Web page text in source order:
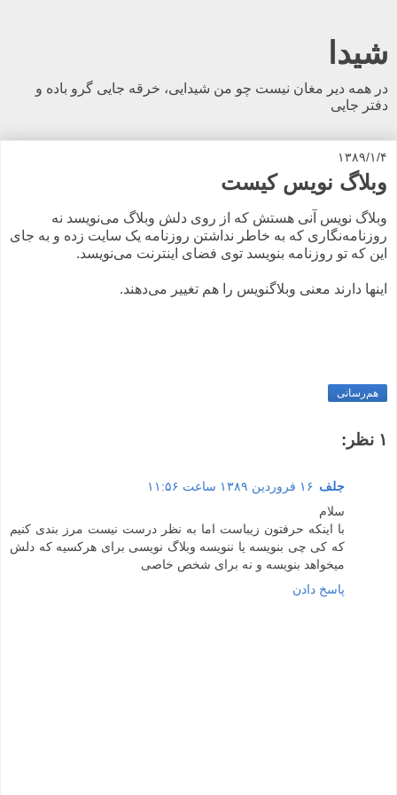
شیدا
در همه دیر مغان نیست چو من شیدایی، خرقه جایی گرو باده و
دفتر جایی
۱۳۸۹/۱/۴
وبلاگ نویس کیست
وبلاگ نویس آنی هستش که از روی دلش وبلاگ می‌نویسد نه
روزنامه‌نگاری که به خاطر نداشتن روزنامه یک سایت زده و به جای
این که تو روزنامه بنویسد توی فضای اینترنت می‌نویسد.
اینها دارند معنی وبلاگنویس را هم تغییر می‌دهند.
هم‌رسانی
۱ نظر:
جلف ۱۶ فروردین ۱۳۸۹ ساعت ۱۱:۵۶
سلام
با اینکه حرفتون زیباست اما به نظر درست نیست مرز بندی کنیم
که کی چی بنویسه یا ننویسه وبلاگ نویسی برای هرکسیه که دلش
میخواهد بنویسه و نه برای شخص خاصی
پاسخ دادن